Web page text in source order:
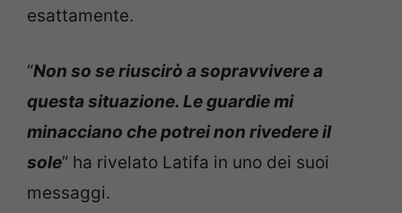
esattamente.
“Non so se riuscirò a sopravvivere a
questa situazione. Le guardie mi
minacciano che potrei non rivedere il
sole” ha rivelato Latifa in uno dei suoi
messaggi.